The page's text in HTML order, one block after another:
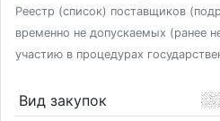
Реестр (список) поставщиков
временно не допускаемых (ранее
участию в процедурах
Вид закупок